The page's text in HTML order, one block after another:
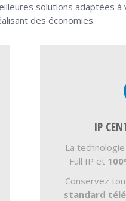
solutions adaptées à
des économies.
IP
La technologie
Full IP et
Conservez
standard